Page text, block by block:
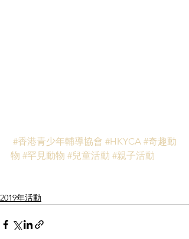
#香港青少年輔導協會 #HKYCA #奇趣動
物 #罕見動物 #兒童活動 #親子活動
2019年活動